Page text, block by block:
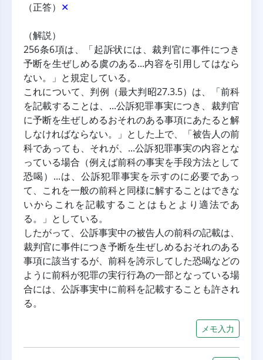
（正答） ✕
（解説）
256条6項は、「起訴状には、裁判官に事件につき
予断を生ぜしめる虞のある...内容を引用してはなら
ない。」と規定している。
これについて、判例（最大判昭27.3.5）は、「前科
を記載することは、...公訴犯罪事実につき、裁判官
に予断を生ぜしめるおそれのある事項にあたると解
しなければならない。」とした上で、「被告人の前
科であっても、それが、...公訴犯罪事実の内容とな
っている場合（例えば前科の事実を手段方法として
恐喝）...は、公訴犯罪事実を示すのに必要であっ
て、これを一般の前科と同様に解することはできな
いからこれを記載することはもとより適法であ
る。」としている。
したがって、公訴事実中の被告人の前科の記載は、
裁判官に事件につき予断を生ぜしめるおそれのある
事項に該当するが、前科を誇示してした恐喝などの
ように前科が犯罪の実行行為の一部となっている場
合には、公訴事実中に前科を記載することも許され
る。
メモ入力